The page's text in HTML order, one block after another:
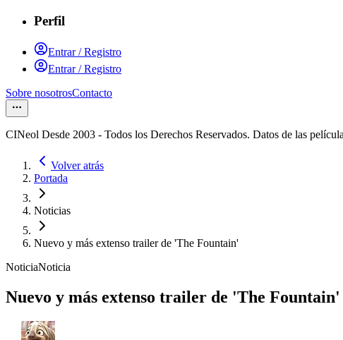
Perfil
Entrar / Registro
Entrar / Registro
Sobre nosotrosContacto
CINeol Desde 2003 - Todos los Derechos Reservados. Datos de las
Volver atrás
Portada
Noticias
Nuevo y más extenso trailer de 'The Fountain'
NoticiaNoticia
Nuevo y más extenso trailer de 'The Fountain'